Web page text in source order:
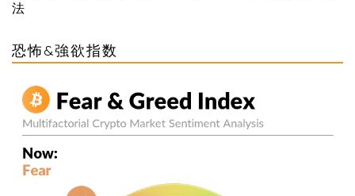
法
恐怖&強欲指数